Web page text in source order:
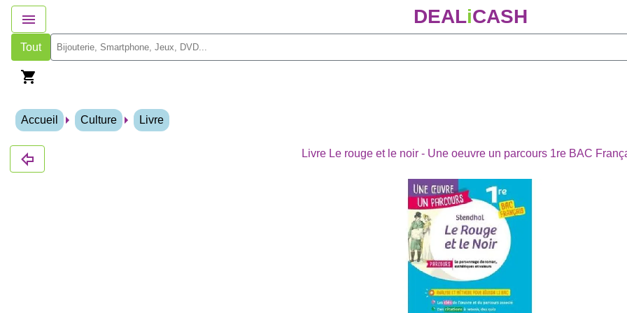
DEALiCASH
Tout
Accueil Culture Livre
Livre Le rouge et le noir - Une oeuvre un parcours 1re BAC